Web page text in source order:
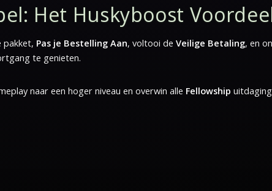
Het Huskyboost
pakket, Pas je Bestelling Aan, voltooi de Veilige Betaling, en
te genieten.
naar een hoger niveau en overwin alle Fellowship